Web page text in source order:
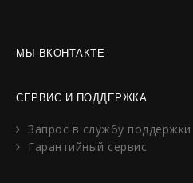
МЫ ВКОНТАКТЕ
СЕРВИС И ПОДДЕРЖКА
Запрос в службу поддержки
Гарантийный сервис